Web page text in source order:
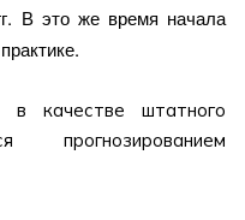
В это же время начала
качестве штатного
прогнозированием